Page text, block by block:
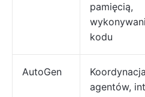
pamięcią,
kodu
AutoGen
agentów,